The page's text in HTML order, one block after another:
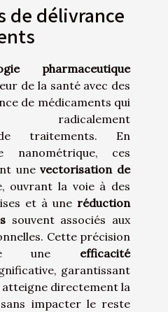
de délivrance
pharmaceutique
de la santé avec des
de médicaments qui
radicalement
traitements. En
nanométrique, ces
unevectorisation de
ouvrant la voie à des
et à une réduction
souvent associés aux
Cette précision
une efficacité
garantissant
directement la
impacter le reste